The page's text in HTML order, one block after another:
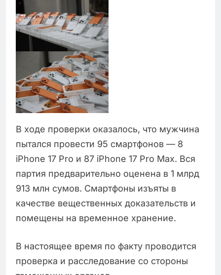
В ходе проверки оказалось, что мужчина
пытался провести 95 смартфонов — 8
iPhone 17 Pro и 87 iPhone 17 Pro Max. Вся
партия предварительно оценена в 1 млрд
913 млн сумов. Смартфоны изъяты в
качестве вещественных доказательств и
помещены на временное хранение.
В настоящее время по факту проводится
проверка и расследование со стороны